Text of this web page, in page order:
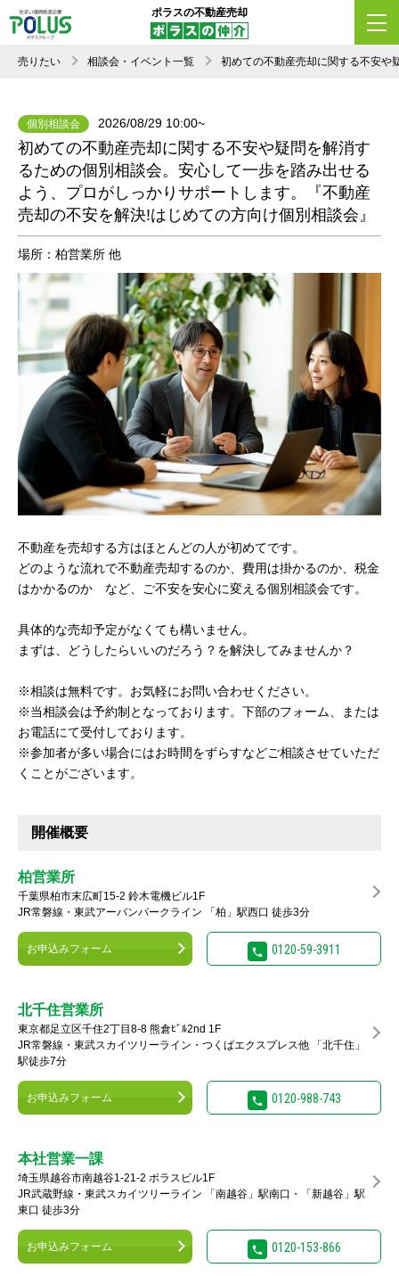
ポラスの不動産売却
売りたい 相談会・イベント一覧 初めての不動産売却に関する不安や
個別相談会 2026/08/29 10:00~
初めての不動産売却に関する不安や疑問を解消す
るための個別相談会。安心して一歩を踏み出せる
よう、プロがしっかりサポートします。『不動産
売却の不安を解決!はじめての方向け個別相談会』
場所：柏営業所 他
不動産を売却する方はほとんどの人が初めてです。
どのような流れで不動産売却するのか、費用は掛かるのか、税金
はかかるのか など、ご不安を安心に変える個別相談会です。
具体的な売却予定がなくても構いません。
まずは、どうしたらいいのだろう？を解決してみませんか？
※相談は無料です。お気軽にお問い合わせください。
※当相談会は予約制となっております。下部のフォーム、または
お電話にて受付しております。
※参加者が多い場合にはお時間をずらすなどご相談させていただ
くことがございます。
開催概要
柏営業所
千葉県柏市末広町15-2 鈴木電機ビル1F
JR常磐線・東武アーバンパークライン 「柏」駅西口 徒歩3分
お申込みフォーム 0120-59-3911
北千住営業所
東京都足立区千住2丁目8-8 熊倉ﾋﾞﾙ2nd 1F
JR常磐線・東武スカイツリーライン・つくばエクスプレス他 「北千住」
駅徒歩7分
お申込みフォーム 0120-988-743
本社営業一課
埼玉県越谷市南越谷1-21-2 ポラスビル1F
JR武蔵野線・東武スカイツリーライン 「南越谷」駅南口・「新越谷」駅
東口 徒歩3分
お申込みフォーム 0120-153-866